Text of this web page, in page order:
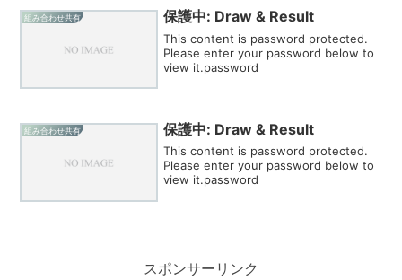
組み合わせ共有 保護中: Draw & Result
This content is password protected.
Please enter your password below to
view it.password
組み合わせ共有 保護中: Draw & Result
This content is password protected.
Please enter your password below to
view it.password
スポンサーリンク